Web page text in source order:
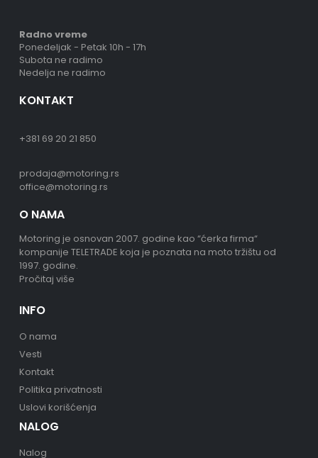
Radno vreme
Ponedeljak - Petak 10h - 17h
Subota ne radimo
Nedelja ne radimo
KONTAKT
+381 69 20 21 850
prodaja@motoring.rs
office@motoring.rs
O NAMA
Motoring je osnovan 2007. godine kao “ćerka firma“
kompanije TELETRADE koja je poznata na moto tržištu od
1997. godine.
Pročitaj više
INFO
O nama
Vesti
Kontakt
Politika privatnosti
Uslovi korišćenja
NALOG
Nalog